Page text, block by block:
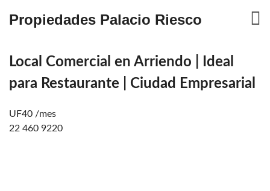
Propiedades Palacio Riesco
Local Comercial en Arriendo | Ideal
para Restaurante | Ciudad Empresarial
UF40 /mes
22 460 9220